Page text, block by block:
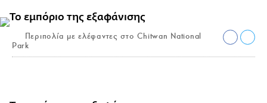
Περιπολία με ελέφαντες στο Chitwan National
Park